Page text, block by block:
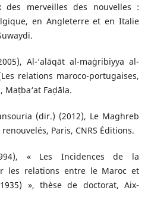
des merveilles des nouvelles :
en Angleterre et en Italie
Al-‘alāqāt al-maġribiyya al-
relations maroco-portugaises,
Maṭba‘at Faḍāla.
(dir.) (2012), Le Maghreb
Paris, CNRS Éditions.
« Les Incidences de la
les relations entre le Maroc et
», thèse de doctorat, Aix-